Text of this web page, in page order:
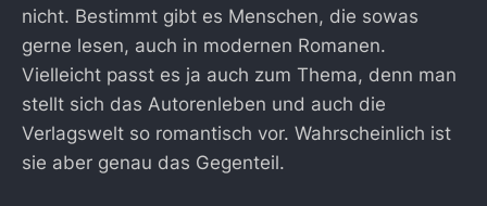
nicht. Bestimmt gibt es Menschen, die sowas
gerne lesen, auch in modernen Romanen.
Vielleicht passt es ja auch zum Thema, denn man
stellt sich das Autorenleben und auch die
Verlagswelt so romantisch vor. Wahrscheinlich ist
sie aber genau das Gegenteil.